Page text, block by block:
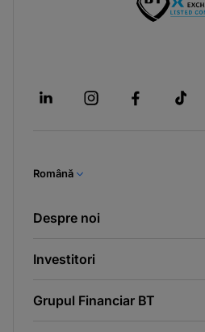
Română
Despre noi
Investitori
Grupul Financiar BT